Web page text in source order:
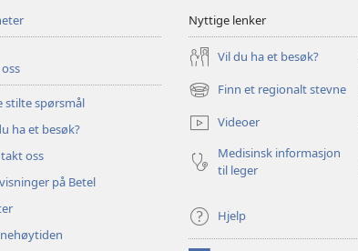
stilte spørsmål
ha et besøk?
oss
på Betel
Nyttige lenker
Vil du ha et besøk?
Finn et regionalt stevne
(åpner
nytt
vindu)
Videoer
Medisinsk informasjon
til leger
Hjelp